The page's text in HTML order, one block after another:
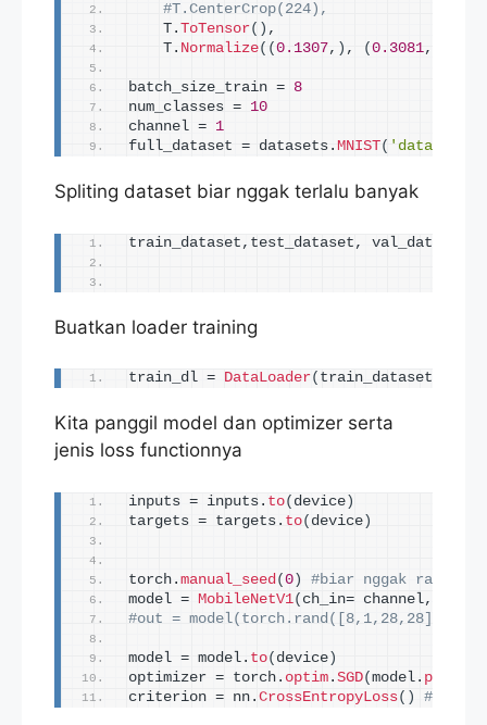
#T.CenterCrop(224),
    T.
ToTensor() ,
    T.
Normalize(( 0.1307, ) , ( 0.3081,
batch_size_train = 8
num_classes = 10
channel = 1
full_dataset = datasets. MNIST( 'data'
Spliting dataset biar nggak terlalu banyak
train_dataset,test_dataset, val_dataset
Buatkan loader training
train_dl = DataLoader(
Kita panggil model dan optimizer serta
jenis loss functionnya
inputs = inputs. to( device)
targets = targets. to( device)
torch. manual_seed (0)
#biar nggak random
model = MobileNetV1( ch_in= channel,
#out = model(torch.rand([8,1,28,28]))
model = model. to( device)
optimizer = torch. optim . SGD(model.
criterion = nn. CrossEntropyLoss()